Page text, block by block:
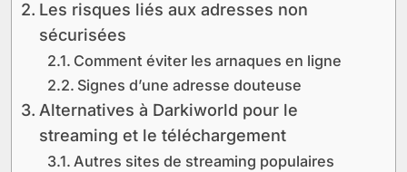
Les risques liés aux adresses non
sécurisées
Comment éviter les arnaques en ligne
Signes d’une adresse douteuse
Alternatives à Darkiworld pour le
streaming et le téléchargement
Autres sites de streaming populaires